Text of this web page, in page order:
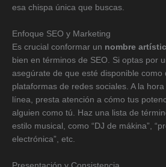
esa chispa única que buscas.
Enfoque SEO y Marketing
Es crucial conformar un nombre
bien en términos de SEO. Si optas por
asegúrate de que esté disponible como
plataformas de redes sociales. A la
línea, presta atención a cómo tus
alguien como tú. Haz una lista de
estilo musical, como “DJ de mákina”,
electrónica”, etc.